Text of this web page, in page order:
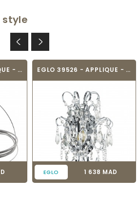
style
EGLO 60788 - APPLIQUE - TRACK ON EGLO 39526 - APPLIQUE - FENOULLET
EGLO Prix
1 638 MAD